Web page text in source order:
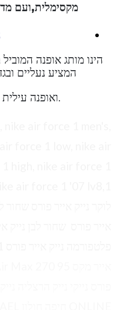
מקסימלית,ועם
הינו מותג אופנה
המציע נעליים
.ואופנה